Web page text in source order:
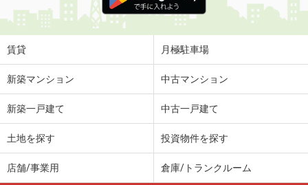
賃貸 月極駐車場
新築マンション 中古マンション
新築一戸建て 中古一戸建て
土地を探す 投資物件を探す
店舗/事業用 倉庫/トランクルーム